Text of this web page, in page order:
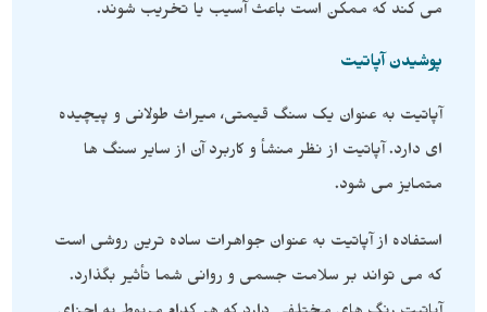
می کند که ممکن است باعث آسیب یا تخریب شوند.
پوشیدن آپاتیت
آپاتیت به عنوان یک سنگ قیمتی، میراث طولانی و پیچیده
ای دارد. آپاتیت از نظر منشأ و کاربرد آن از سایر سنگ ها
متمایز می شود.
استفاده از آپاتیت به عنوان جواهرات ساده ترین روشی است
که می تواند بر سلامت جسمی و روانی شما تأثیر بگذارد.